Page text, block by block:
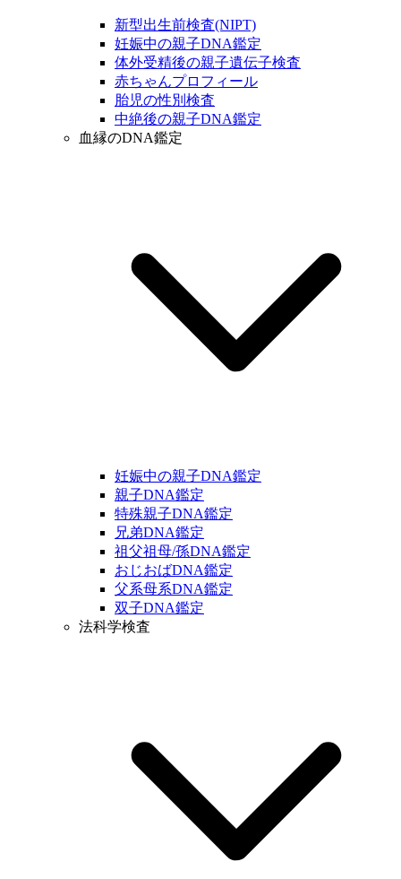
新型出生前検査(NIPT)
妊娠中の親子DNA鑑定
体外受精後の親子遺伝子検査
赤ちゃんプロフィール
胎児の性別検査
中絶後の親子DNA鑑定
血縁のDNA鑑定
妊娠中の親子DNA鑑定
親子DNA鑑定
特殊親子DNA鑑定
兄弟DNA鑑定
祖父祖母/孫DNA鑑定
おじおばDNA鑑定
父系母系DNA鑑定
双子DNA鑑定
法科学検査